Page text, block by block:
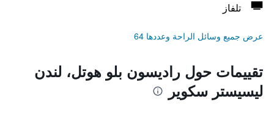
تلفاز
عرض جميع وسائل الراحة وعددها 64
تقييمات حول راديسون بلو هوتل، لندن
ليسيستر سكوير